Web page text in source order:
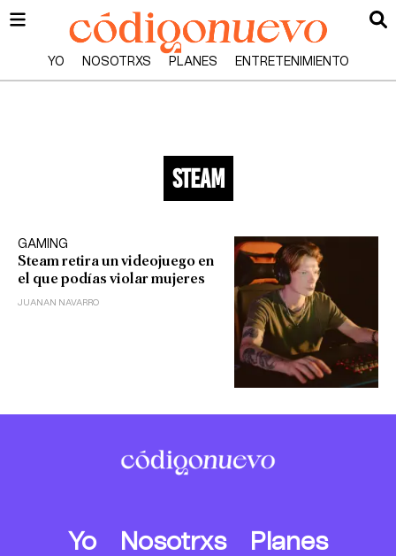
YO NOSOTRXS PLANES ENTRETENIMIENTO
steam
GAMING
Steam retira un videojuego en
el que podías violar mujeres
JUANAN NAVARRO
Yo Nosotrxs
Planes